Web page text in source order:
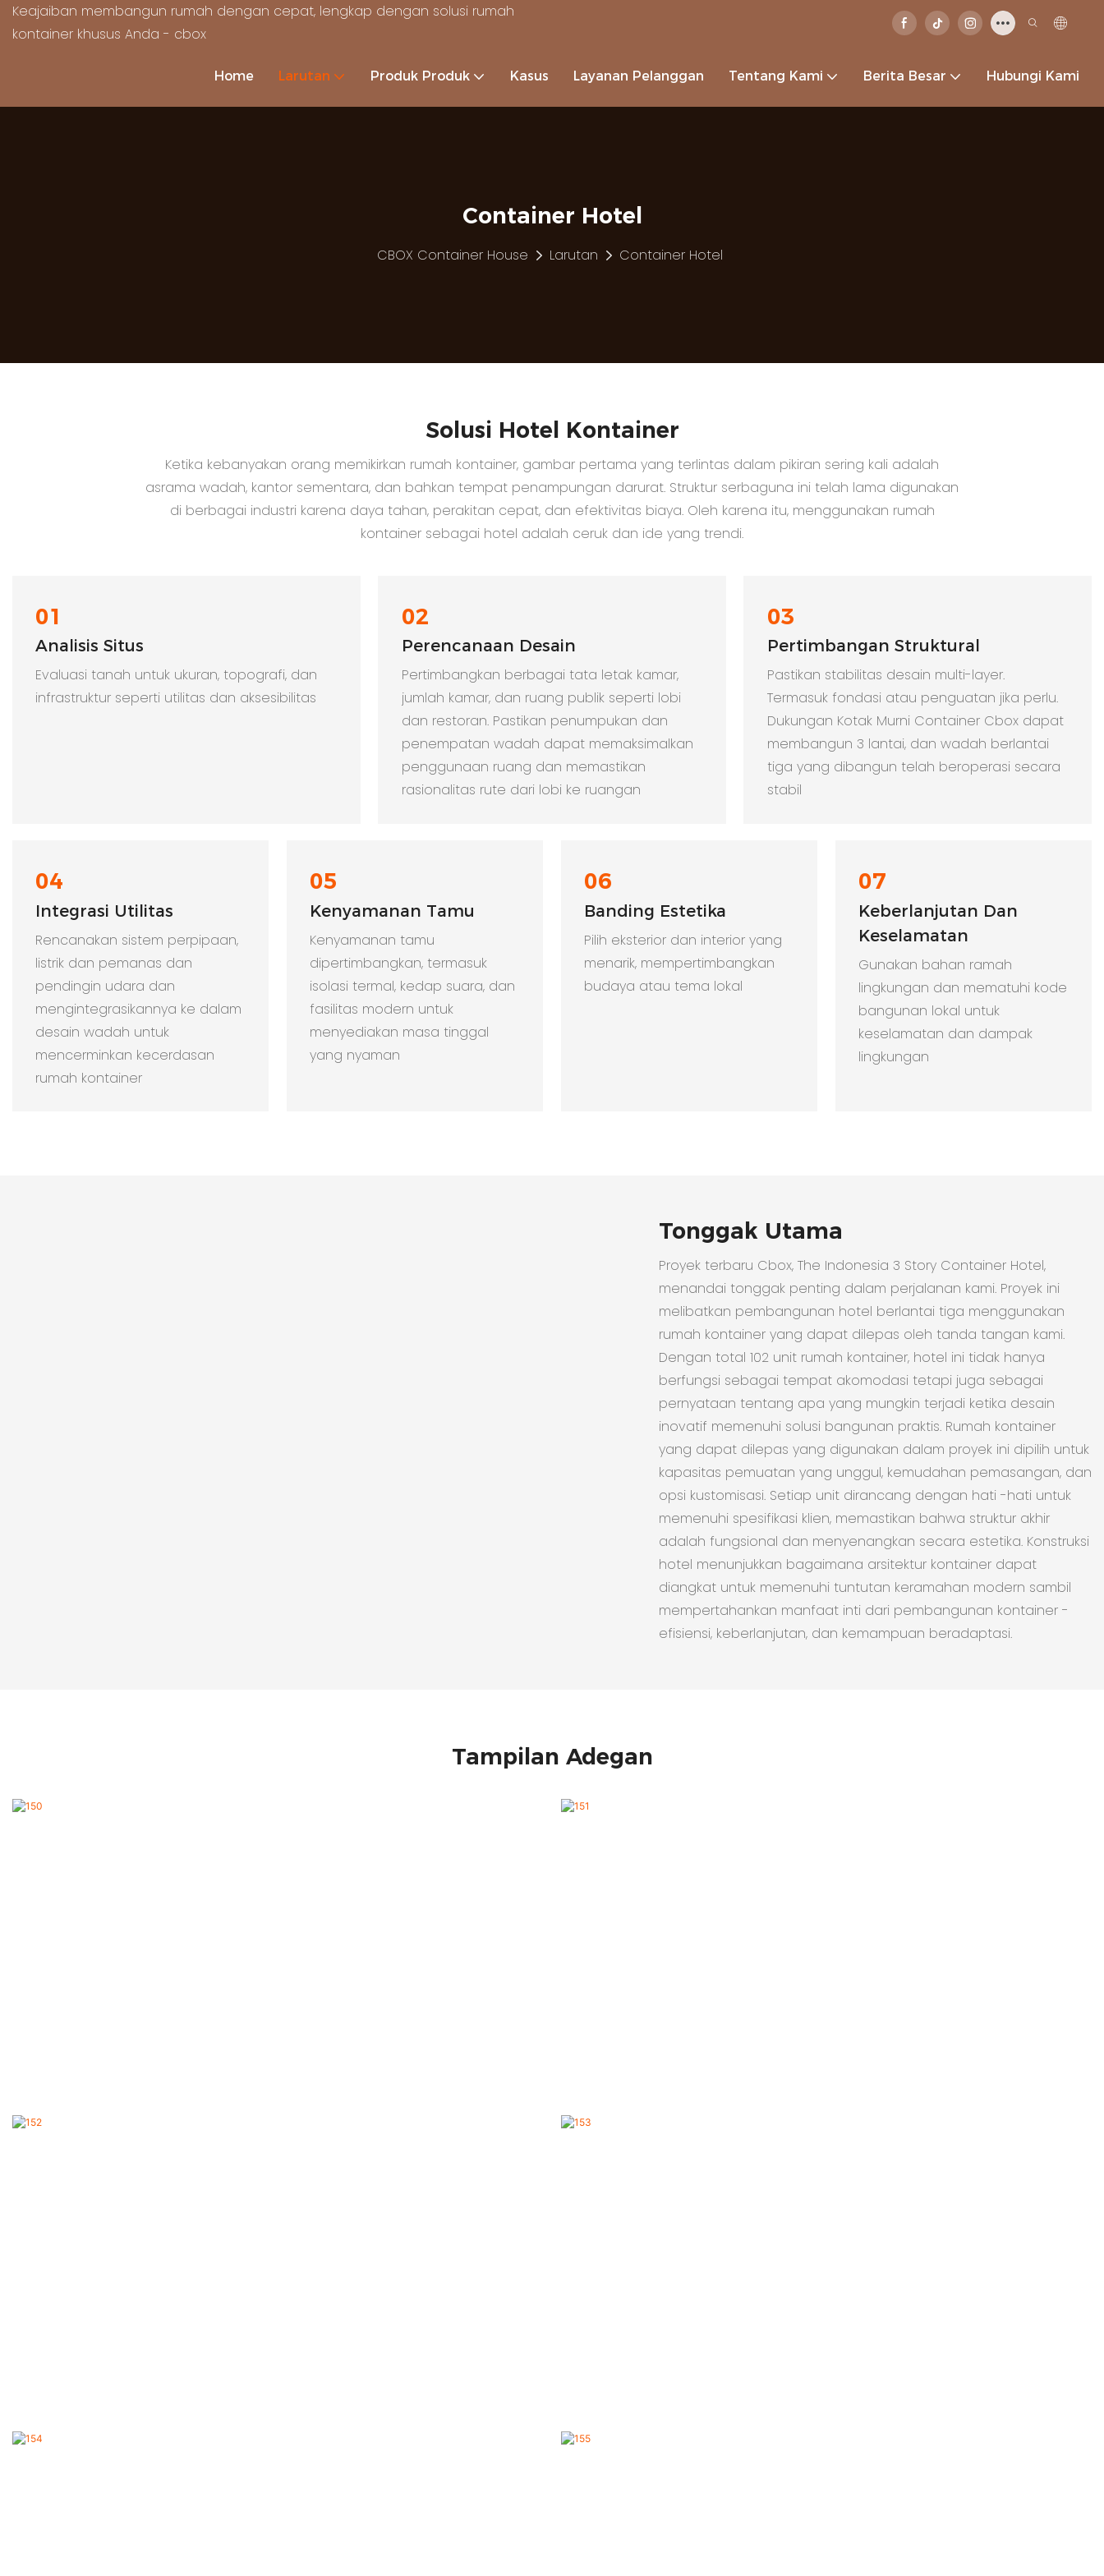
Keajaiban membangun rumah dengan cepat, lengkap dengan solusi rumah
kontainer khusus Anda - cbox
Home Larutan Produk Produk Kasus Layanan Pelanggan Tentang Kami Berita Besar Hubungi Kami
Container Hotel
CBOX Container House Larutan Container Hotel
Solusi Hotel Kontainer
Ketika kebanyakan orang memikirkan rumah kontainer, gambar pertama yang terlintas dalam pikiran sering kali adalah
asrama wadah, kantor sementara, dan bahkan tempat penampungan darurat. Struktur serbaguna ini telah lama digunakan
di berbagai industri karena daya tahan, perakitan cepat, dan efektivitas biaya. Oleh karena itu, menggunakan rumah
kontainer sebagai hotel adalah ceruk dan ide yang trendi.
01
Analisis Situs
Evaluasi tanah untuk ukuran, topografi, dan
infrastruktur seperti utilitas dan aksesibilitas
02
Perencanaan Desain
Pertimbangkan berbagai tata letak kamar,
jumlah kamar, dan ruang publik seperti lobi
dan restoran. Pastikan penumpukan dan
penempatan wadah dapat memaksimalkan
penggunaan ruang dan memastikan
rasionalitas rute dari lobi ke ruangan
03
Pertimbangan Struktural
Pastikan stabilitas desain multi-layer.
Termasuk fondasi atau penguatan jika perlu.
Dukungan Kotak Murni Container Cbox dapat
membangun 3 lantai, dan wadah berlantai
tiga yang dibangun telah beroperasi secara
stabil
04
Integrasi Utilitas
Rencanakan sistem perpipaan,
listrik dan pemanas dan
pendingin udara dan
mengintegrasikannya ke dalam
desain wadah untuk
mencerminkan kecerdasan
rumah kontainer
05
Kenyamanan Tamu
Kenyamanan tamu
dipertimbangkan, termasuk
isolasi termal, kedap suara, dan
fasilitas modern untuk
menyediakan masa tinggal
yang nyaman
06
Banding Estetika
Pilih eksterior dan interior yang
menarik, mempertimbangkan
budaya atau tema lokal
07
Keberlanjutan Dan
Keselamatan
Gunakan bahan ramah
lingkungan dan mematuhi kode
bangunan lokal untuk
keselamatan dan dampak
lingkungan
Tonggak Utama
Proyek terbaru Cbox, The Indonesia 3 Story Container Hotel,
menandai tonggak penting dalam perjalanan kami. Proyek ini
melibatkan pembangunan hotel berlantai tiga menggunakan
rumah kontainer yang dapat dilepas oleh tanda tangan kami.
Dengan total 102 unit rumah kontainer, hotel ini tidak hanya
berfungsi sebagai tempat akomodasi tetapi juga sebagai
pernyataan tentang apa yang mungkin terjadi ketika desain
inovatif memenuhi solusi bangunan praktis. Rumah kontainer
yang dapat dilepas yang digunakan dalam proyek ini dipilih untuk
kapasitas pemuatan yang unggul, kemudahan pemasangan, dan
opsi kustomisasi. Setiap unit dirancang dengan hati -hati untuk
memenuhi spesifikasi klien, memastikan bahwa struktur akhir
adalah fungsional dan menyenangkan secara estetika. Konstruksi
hotel menunjukkan bagaimana arsitektur kontainer dapat
diangkat untuk memenuhi tuntutan keramahan modern sambil
mempertahankan manfaat inti dari pembangunan kontainer -
efisiensi, keberlanjutan, dan kemampuan beradaptasi.
Tampilan Adegan